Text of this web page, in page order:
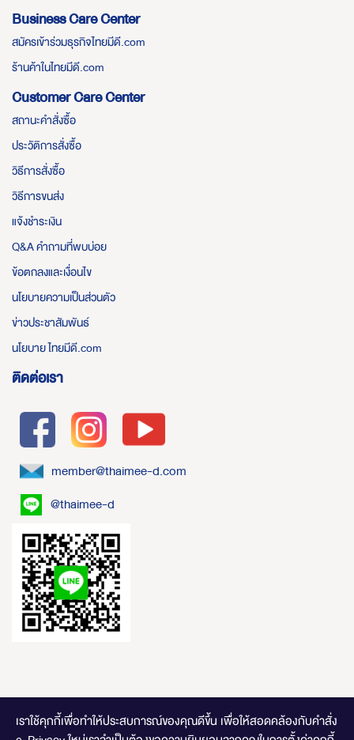
เราใช้คุกกี้เพื่อทำให้ประสบการณ์ของคุณดีขึ้น เพื่อให้สอดคล้องกับคำสั่ง
Business Care Center
สมัครเข้าร่วมธุรกิจไทยมีดี.com
ร้านค้าในไทยมีดี.com
Customer Care Center
สถานะคำสั่งซื้อ
ประวัติการสั่งซื้อ
วิธีการสั่งซื้อ
วิธีการขนส่ง
แจ้งชำระเงิน
Q&A คำถามที่พบบ่อย
ข้อตกลงและเงื่อนไข
นโยบายความเป็นส่วนตัว
ข่าวประชาสัมพันธ์
นโยบาย ไทยมีดี.com
ติดต่อเรา
member@thaimee-d.com
@thaimee-d